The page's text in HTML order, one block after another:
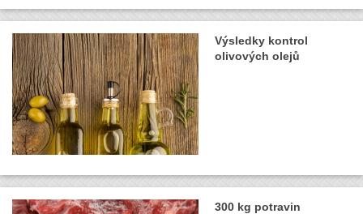
Výsledky kontrol
olivových olejů
300 kg potravin